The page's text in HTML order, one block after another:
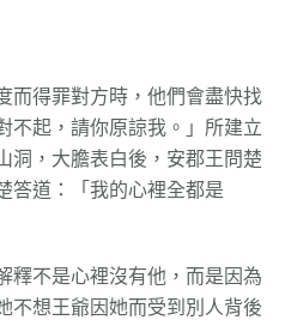
而得罪對方時，他們會盡快找
不起，請你原諒我。」所建立
洞，大膽表白後，安郡王問楚
答道：「我的心裡全都是
釋不是心裡沒有他，而是因為
不想王爺因她而受到別人背後